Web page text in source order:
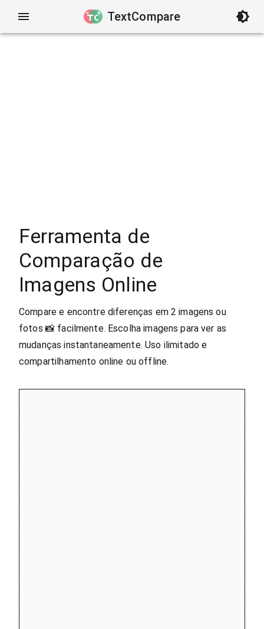
TextCompare
Ferramenta de
Comparação de
Imagens Online
Compare e encontre diferenças em 2 imagens ou
fotos 📸 facilmente. Escolha imagens para ver as
mudanças instantaneamente. Uso ilimitado e
compartilhamento online ou offline.